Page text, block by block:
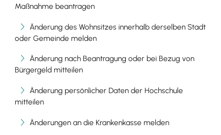
Maßnahme beantragen
Änderung des Wohnsitzes innerhalb derselben Stadt
oder Gemeinde melden
Änderung nach Beantragung oder bei Bezug von
Bürgergeld mitteilen
Änderung persönlicher Daten der Hochschule
mitteilen
Änderungen an die Krankenkasse melden